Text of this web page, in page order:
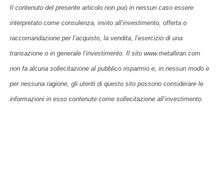
Il contenuto del presente articolo non può in nessun caso essere
interpretato come consulenza, invito all’investimento, offerta o
raccomandazione per l’acquisto, la vendita, l’esercizio di una
transazione o in generale l’investimento. Il sito www.metallirari.com
non fa alcuna sollecitazione al pubblico risparmio e, in nessun modo e
per nessuna ragione, gli utenti di questo sito possono considerare le
informazioni in esso contenute come sollecitazione all’investimento.